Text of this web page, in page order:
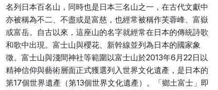
名列日本百名山，同時也是日本三名山之一，在古代文獻中
亦被稱為不二、不盡或是富慈，也經常被稱作芙蓉峰、富嶽
或富岳。自古以來，這座山的名字就經常在日本的傳統詩歌
和歌中出現。富士山與櫻花、新幹線並列為日本的國家象
徵。富士山與淺間神社等範圍以富士山於2013年6月22日以
精神信仰與藝術層面正式獲選列入世界文化遺產，是日本的
第17個世界遺產（第13個世界文化遺產）。「鄉土富士」即